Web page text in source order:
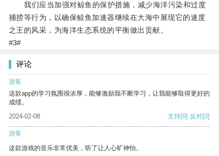
我们应当加强对鲸鱼的保护措施，减少海洋污染和过度
捕捞等行为，以确保鲸鱼加速器继续在大海中展现它的速度
之王的风采，为海洋生态系统的平衡做出贡献。
#3#
评论
游客
这款app的学习氛围很浓厚，能够激励我不断学习，让我能够取得更好的
成绩。
2024-02-08
支持[0] 反对[0]
游客
这款游戏的音乐非常优美，听了让人心旷神怡。